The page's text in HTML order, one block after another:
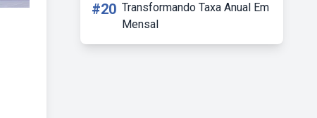
#20 Transformando Taxa Anual Em
Mensal